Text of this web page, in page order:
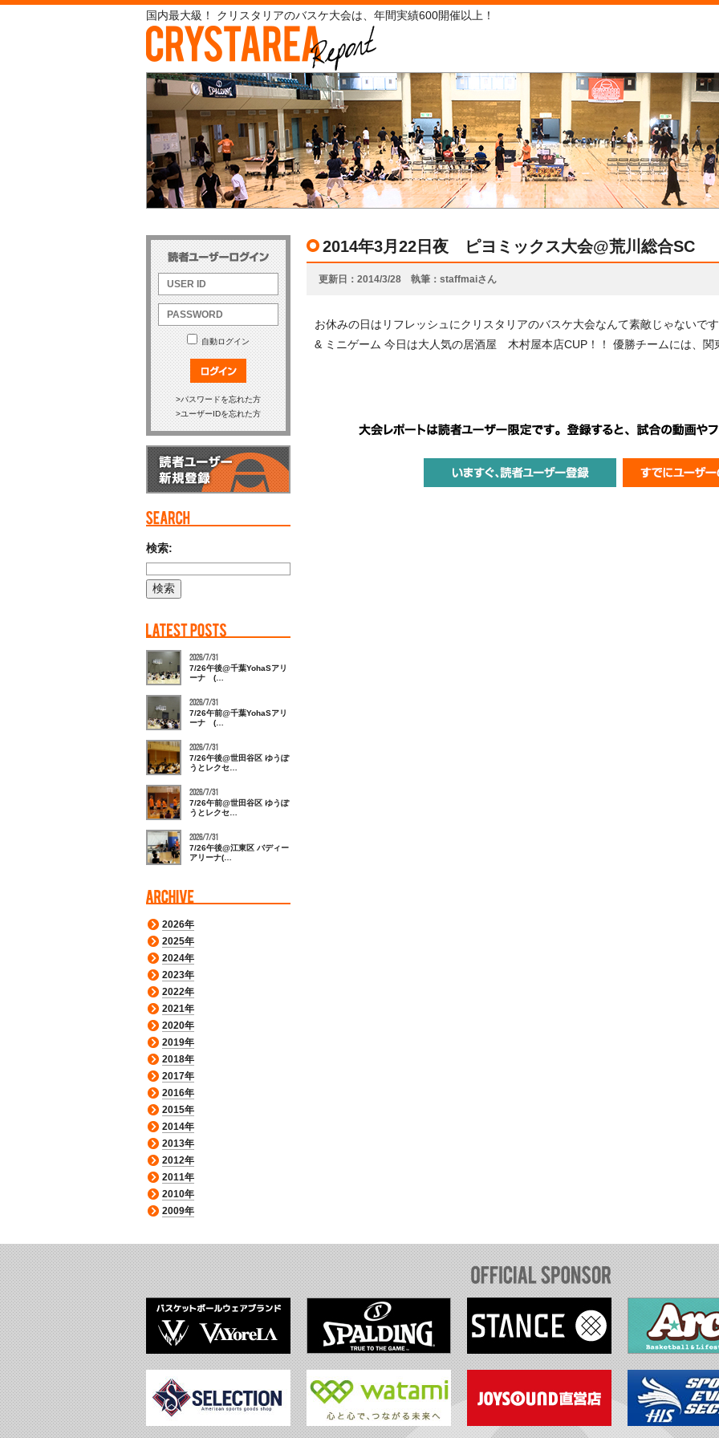
国内最大級！ クリスタリアのバスケ大会は、年間実績600開催以上！
2014年3月22日夜 ピヨミックス大会@荒川総合SC
更新日 2014/3/28 執筆 staffmaiさん
お休みの日はリフレッシュにクリスタリアのバスケ大会なんて素敵じゃない
& ミニゲーム 今日は大人気の居酒屋 木村屋本店CUP！！ 優勝チームには、
自動ログイン
パスワードを忘れた方
ユーザーIDを忘れた方
検索:
2026/7/31
7/26午後@千葉YohaSアリ
ーナ (…
2026/7/31
7/26午前@千葉YohaSアリ
ーナ (…
2026/7/31
7/26午後@世田谷区 ゆうぽ
うとレクセ…
2026/7/31
7/26午前@世田谷区 ゆうぽ
うとレクセ…
2026/7/31
7/26午後@江東区 バディー
アリーナ(…
2026年
2025年
2024年
2023年
2022年
2021年
2020年
2019年
2018年
2017年
2016年
2015年
2014年
2013年
2012年
2011年
2010年
2009年